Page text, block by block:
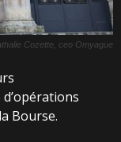
Cozette, ceo Omyague
Bourse.